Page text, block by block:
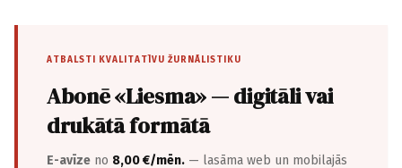
ATBALSTI KVALITATĪVU ŽURNĀLISTIKU
Abonē «Liesma» — digitāli vai
drukātā formātā
E-avīze no 8,00 €/mēn. — lasāma web un mobilajās